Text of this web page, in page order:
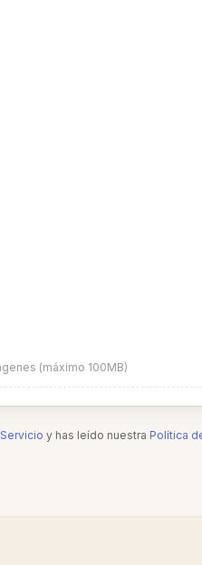
(máximo 100MB)
y has leído nuestra Política